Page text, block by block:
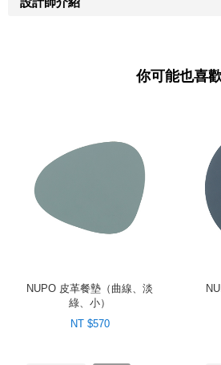
你可能也喜
NUPO 皮革餐墊（曲線、淡
綠、小）
NT $570